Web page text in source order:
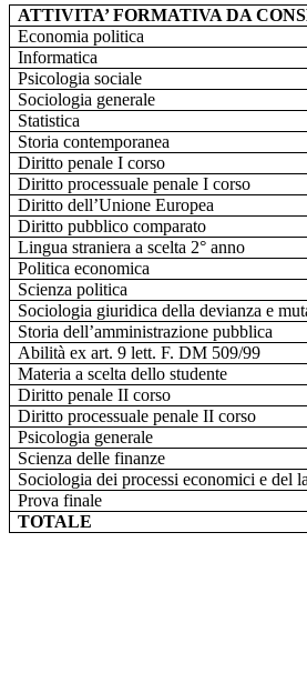
ATTIVITA’ FORMATIVA DA
Economia politica
Informatica
Psicologia sociale
Sociologia generale
Statistica
Storia contemporanea
Diritto penale I corso
Diritto processuale penale I corso
Diritto dell’Unione Europea
Diritto pubblico comparato
Lingua straniera a scelta 2° anno
Politica economica
Scienza politica
Sociologia giuridica della devianza e
Storia dell’amministrazione pubblica
Abilità ex art. 9 lett. F. DM 509/99
Materia a scelta dello studente
Diritto penale II corso
Diritto processuale penale II corso
Psicologia generale
Scienza delle finanze
Sociologia dei processi economici e del
Prova finale
TOTALE